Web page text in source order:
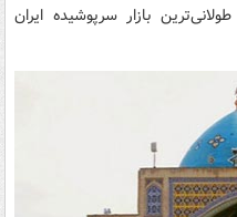
بازار سرپوشیده ایران